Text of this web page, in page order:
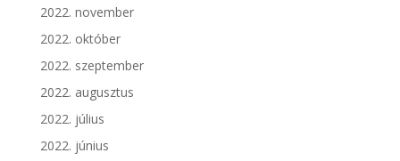
2022. november
2022. október
2022. szeptember
2022. augusztus
2022. július
2022. június